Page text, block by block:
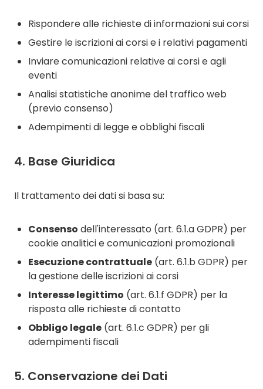
Rispondere alle richieste di informazioni sui corsi
Gestire le iscrizioni ai corsi e i relativi pagamenti
Inviare comunicazioni relative ai corsi e agli
eventi
Analisi statistiche anonime del traffico web
(previo consenso)
Adempimenti di legge e obblighi fiscali
4. Base Giuridica
Il trattamento dei dati si basa su:
Consenso dell'interessato (art. 6.1.a GDPR) per
cookie analitici e comunicazioni promozionali
Esecuzione contrattuale (art. 6.1.b GDPR) per
la gestione delle iscrizioni ai corsi
Interesse legittimo (art. 6.1.f GDPR) per la
risposta alle richieste di contatto
Obbligo legale (art. 6.1.c GDPR) per gli
adempimenti fiscali
5. Conservazione dei Dati